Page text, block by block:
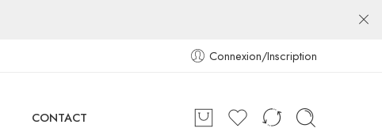
Connexion/Inscription
CONTACT